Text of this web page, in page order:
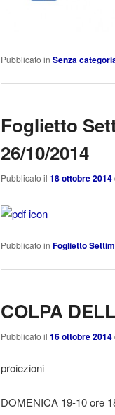
Pubblicato in Senza
Foglietto
26/10/2014
Pubblicato il 18 ottobre 2014
Pubblicato in Foglietto
COLPA
Pubblicato il 16 ottobre 2014
proiezioni
DOMENICA 19-10 ore